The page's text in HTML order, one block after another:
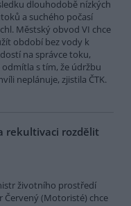
dlouhodobě nízkých
a suchého počasí
Městský obvod VI chce
období bez vody k
na správce toku,
odmítla s tím, že údržbu
neplánuje, zjistila ČTK.
rekultivaci rozdělit
životního prostředí
Červený (Motoristé) chce